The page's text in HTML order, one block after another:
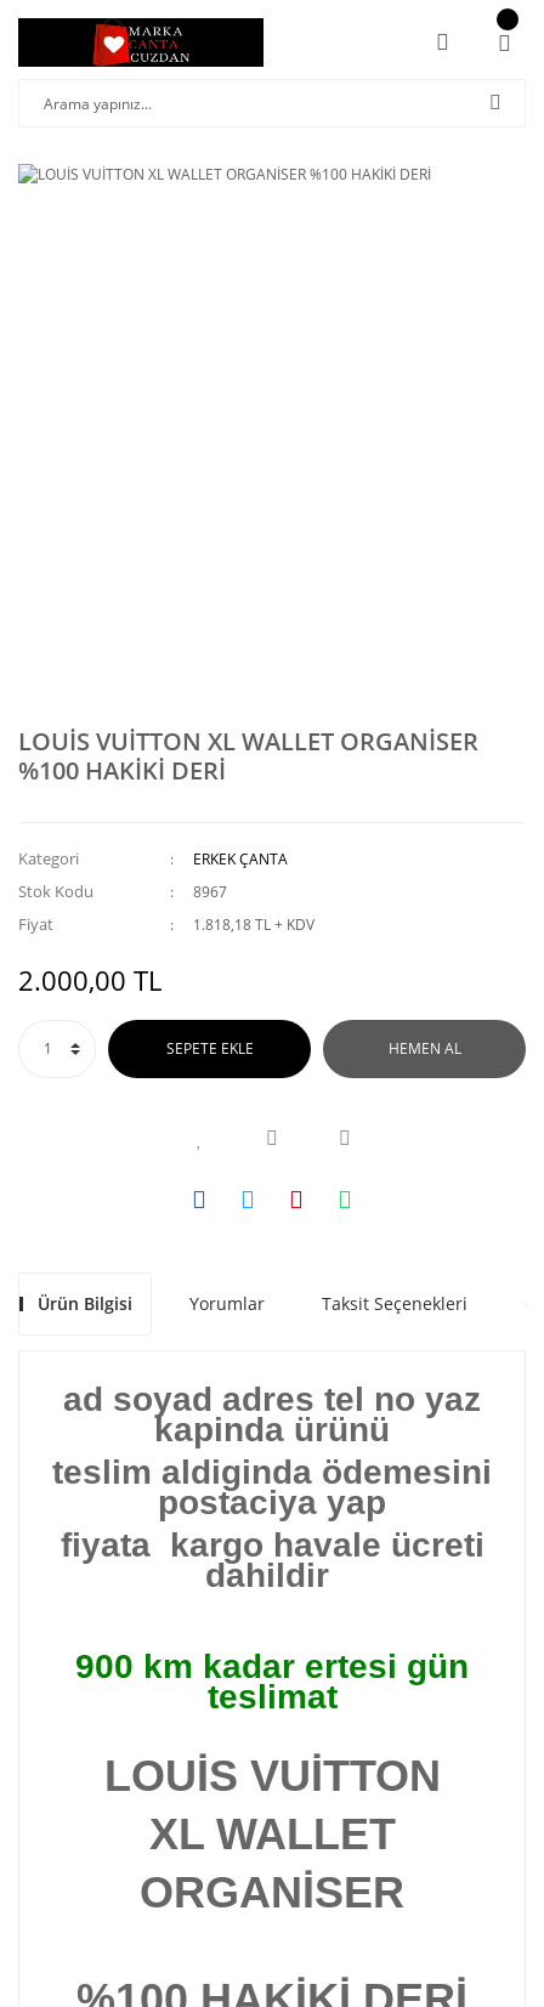
LOUİS VUİTTON XL WALLET ORGANİSER
%100 HAKİKİ DERİ
Kategori ERKEK ÇANTA
Stok Kodu 8967
Fiyat 1.818,18 TL + KDV
2.000,00 TL
SEPETE EKLE HEMEN AL
Ürün Bilgisi Yorumlar Taksit Seçenekleri
ad soyad adres tel no yaz
kapinda ürünü
teslim aldiginda ödemesini
postaciya yap
fiyata kargo havale ücreti
dahildir
900 km kadar ertesi gün
teslimat
LOUİS VUİTTON
XL WALLET
ORGANİSER